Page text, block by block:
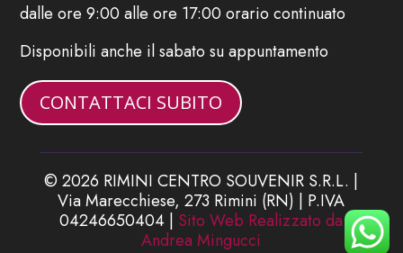
dalle ore 9:00 alle ore 17:00 orario continuato
Disponibili anche il sabato su appuntamento
CONTATTACI SUBITO
© 2026 RIMINI CENTRO SOUVENIR S.R.L. |
Via Marecchiese, 273 Rimini (RN) | P.IVA
04246650404 | Sito Web Realizzato da
Andrea Mingucci